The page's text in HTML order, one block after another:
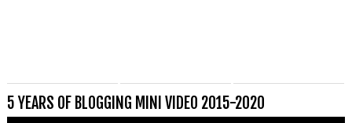
5 YEARS OF BLOGGING MINI VIDEO 2015-2020